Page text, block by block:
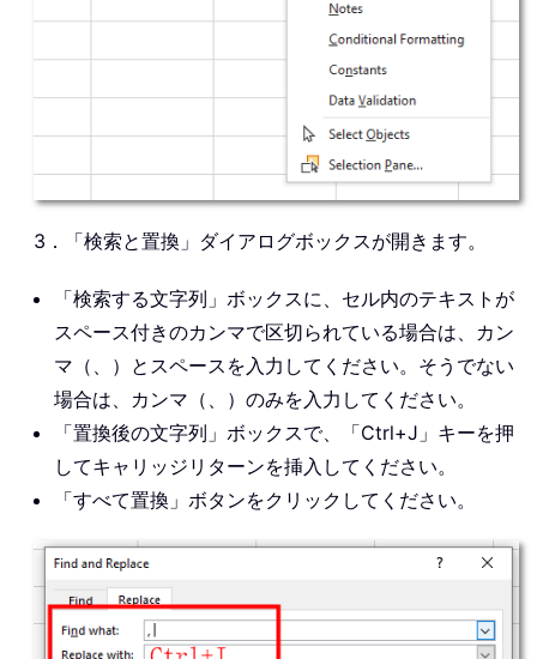
3．「検索と置換」ダイアログボックスが開きます。
「検索する文字列」ボックスに、セル内のテキストが
スペース付きのカンマで区切られている場合は、カン
マ（、）とスペースを入力してください。そうでない
場合は、カンマ（、）のみを入力してください。
「置換後の文字列」ボックスで、「Ctrl+J」キーを押
してキャリッジリターンを挿入してください。
「すべて置換」ボタンをクリックしてください。